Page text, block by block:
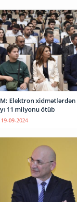
Elektron
11 milyonu ötüb
19-09-2024